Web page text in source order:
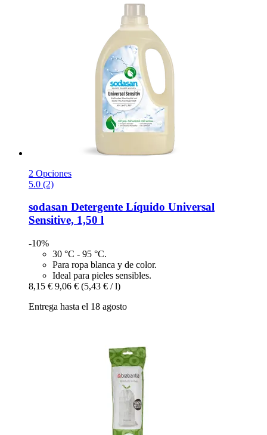
2 Opciones
5.0 (2)
sodasan Detergente Líquido Universal
Sensitive, 1,50 l
-10%
30 °C - 95 °C.
Para ropa blanca y de color.
Ideal para pieles sensibles.
8,15 € 9,06 € (5,43 € / l)
Entrega hasta el 18 agosto